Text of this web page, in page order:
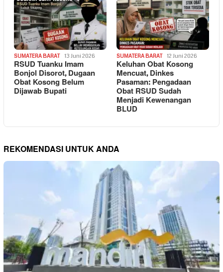
SUMATERA BARAT 13 Juni 2026
RSUD Tuanku Imam
Bonjol Disorot, Dugaan
Obat Kosong Belum
Dijawab Bupati
SUMATERA BARAT 12 Juni 2026
Keluhan Obat Kosong
Mencuat, Dinkes
Pasaman: Pengadaan
Obat RSUD Sudah
Menjadi Kewenangan
BLUD
REKOMENDASI UNTUK ANDA